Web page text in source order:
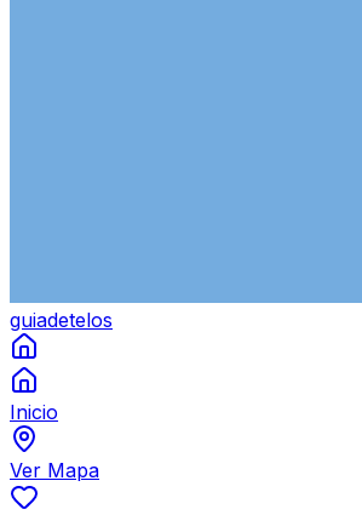
guiadetelos
Inicio
Ver Mapa